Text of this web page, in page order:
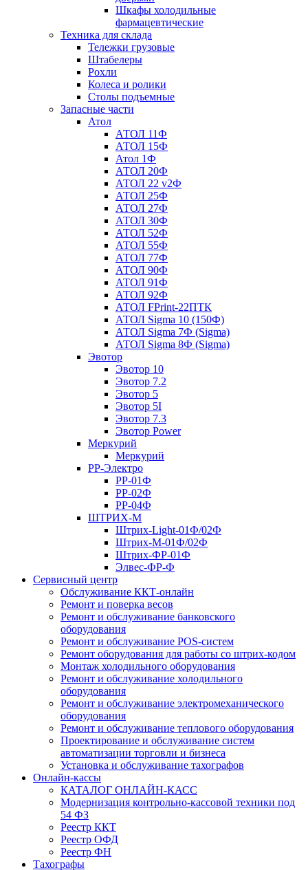
Шкафы холодильные
фармацевтические
Техника для склада
Тележки грузовые
Штабелеры
Рохли
Колеса и ролики
Столы подъемные
Запасные части
Атол
АТОЛ 11Ф
АТОЛ 15Ф
Атол 1Ф
АТОЛ 20Ф
АТОЛ 22 v2Ф
АТОЛ 25Ф
АТОЛ 27Ф
АТОЛ 30Ф
АТОЛ 52Ф
АТОЛ 55Ф
АТОЛ 77Ф
АТОЛ 90Ф
АТОЛ 91Ф
АТОЛ 92Ф
АТОЛ FPrint-22ПТК
АТОЛ Sigma 10 (150Ф)
АТОЛ Sigma 7Ф (Sigma)
АТОЛ Sigma 8Ф (Sigma)
Эвотор
Эвотор 10
Эвотор 7.2
Эвотор 5
Эвотор 5I
Эвотор 7.3
Эвотор Power
Меркурий
Меркурий
РР-Электро
РР-01Ф
РР-02Ф
РР-04Ф
ШТРИХ-М
Штрих-Light-01Ф/02Ф
Штрих-М-01Ф/02Ф
Штрих-ФР-01Ф
Элвес-ФР-Ф
Сервисный центр
Обслуживание ККТ-онлайн
Ремонт и поверка весов
Ремонт и обслуживание банковского
оборудования
Ремонт и обслуживание POS-систем
Ремонт оборудования для работы со штрих-кодом
Монтаж холодильного оборудования
Ремонт и обслуживание холодильного
оборудования
Ремонт и обслуживание электромеханического
оборудования
Ремонт и обслуживание теплового оборудования
Проектирование и обслуживание систем
автоматизации торговли и бизнеса
Установка и обслуживание тахографов
Онлайн-кассы
КАТАЛОГ ОНЛАЙН-КАСС
Модернизация контрольно-кассовой техники под
54 ФЗ
Реестр ККТ
Реестр ОФД
Реестр ФН
Тахографы